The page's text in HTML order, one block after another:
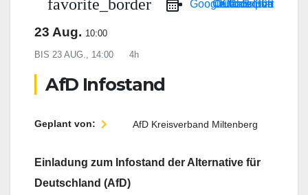
favorite_border iCal Export
Google Calendar
Outlook 365
Outlook Live
23 Aug. 10:00
BIS 23 AUG., 14:00 4h
AfD Infostand
Geplant von: AfD Kreisverband Miltenberg
Einladung zum Infostand der Alternative für
Deutschland (AfD)